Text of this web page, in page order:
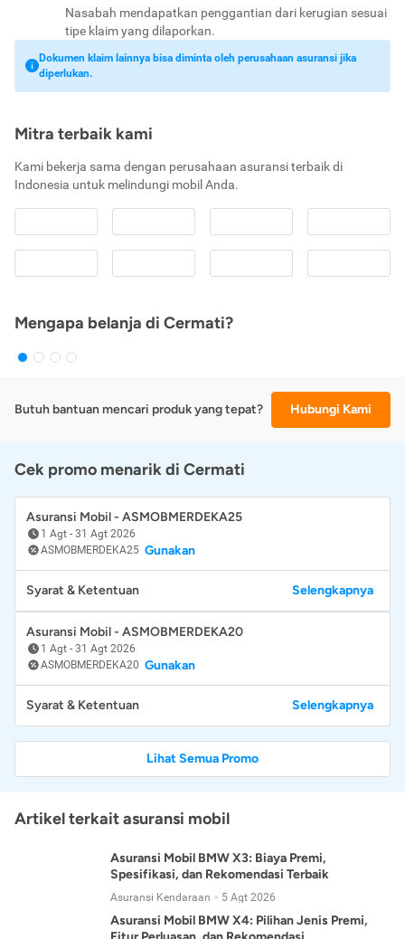
Nasabah mendapatkan penggantian dari kerugian sesuai
tipe klaim yang dilaporkan.
Dokumen klaim lainnya bisa diminta oleh perusahaan asuransi jika
diperlukan.
Mitra terbaik kami
Kami bekerja sama dengan perusahaan asuransi terbaik di
Indonesia untuk melindungi mobil Anda.
Mengapa belanja di Cermati?
Butuh bantuan mencari produk yang tepat? Hubungi Kami
Cek promo menarik di Cermati
Asuransi Mobil - ASMOBMERDEKA25
1 Agt - 31 Agt 2026
ASMOBMERDEKA25 Gunakan
Syarat & Ketentuan Selengkapnya
Asuransi Mobil - ASMOBMERDEKA20
1 Agt - 31 Agt 2026
ASMOBMERDEKA20 Gunakan
Syarat & Ketentuan Selengkapnya
Lihat Semua Promo
Artikel terkait asuransi mobil
Asuransi Mobil BMW X3: Biaya Premi,
Spesifikasi, dan Rekomendasi Terbaik
Asuransi Kendaraan 5 Agt 2026
Asuransi Mobil BMW X4: Pilihan Jenis Premi,